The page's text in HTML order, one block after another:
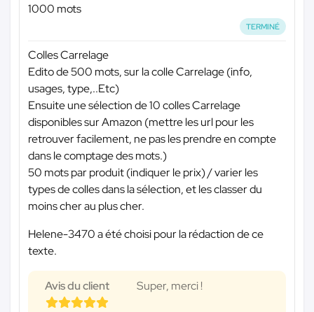
1000 mots
TERMINÉ
Colles Carrelage
Edito de 500 mots, sur la colle Carrelage (info,
usages, type,..Etc)
Ensuite une sélection de 10 colles Carrelage
disponibles sur Amazon (mettre les url pour les
retrouver facilement, ne pas les prendre en compte
dans le comptage des mots.)
50 mots par produit (indiquer le prix) / varier les
types de colles dans la sélection, et les classer du
moins cher au plus cher.
Helene-3470 a été choisi pour la rédaction de ce
texte.
Avis du client Super, merci !